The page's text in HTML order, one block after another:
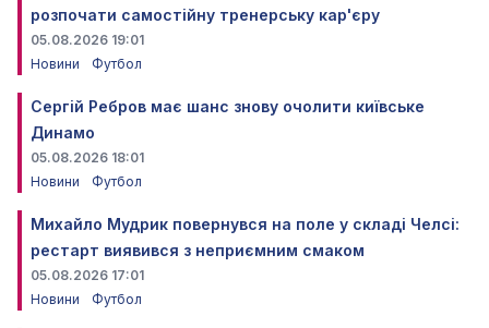
розпочати самостійну тренерську кар'єру
05.08.2026 19:01
Новини
Футбол
Сергій Ребров має шанс знову очолити київське
Динамо
05.08.2026 18:01
Новини
Футбол
Михайло Мудрик повернувся на поле у складі Челсі:
рестарт виявився з неприємним смаком
05.08.2026 17:01
Новини
Футбол